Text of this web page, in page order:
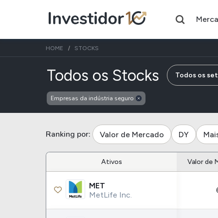
Assuntos do momento
Índice Ação
Petrobras
Itausa
HOME STOCKS
Todos os Stocks deTodos os
Empresas da indústria seguro
Ranking por: Valor de Mercado DY
Ativos Valor de
MET
MetLife Inc.